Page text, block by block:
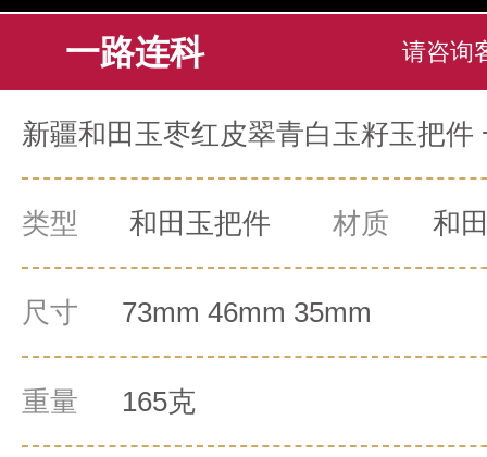
一路连科 请咨询
新疆和田玉枣红皮翠青白玉籽玉把件
类型 和田玉把件 材质 和
尺寸 73mm 46mm 35mm
重量 165克